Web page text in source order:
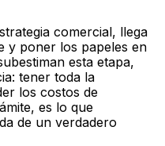
comercial, llega
y poner los papeles en
esta etapa,
tener toda la
los costos de
es lo que
de un verdadero